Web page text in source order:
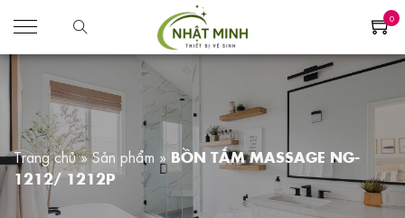
0
Trang chủ»Sản phẩm » BỒN TẮM MASSAGE NG-
1212/ 1212P